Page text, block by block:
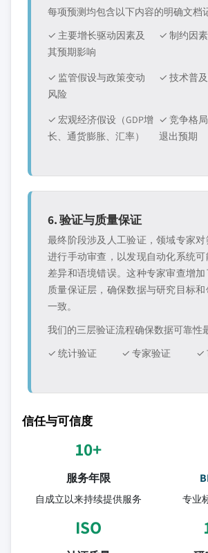
每项预测均包含以下内容的明确文档
✓ 主要增长驱动因素及
其预期影响
✓ 制约因
✓ 监管假设与政策变动
风险
✓ 技术普
✓ 宏观经济假设（GDP增
长、通货膨胀、汇率）
✓ 竞争格
退出预期
6. 验证与质量保证
最终阶段涉及人工验证，领域专家
进行手动审查，以发现自动化系统
差异和语境错误。这种专家审查增
质量保证层，确保数据与研究目标
一致。
我们的三层验证流程确保数据可靠性
✓ 统计验证
✓ 专家验证 ✓
信任与可信度
10+
服务年限
自成立以来持续提供服务 专业
ISO